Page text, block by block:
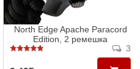
North Edge Apache Paracord
Edition, 2 ремешка
3